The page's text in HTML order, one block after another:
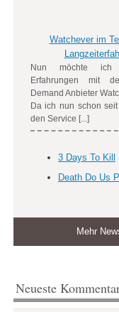
Watchever im
Nun möchte ich
Erfahrungen mit
Demand Anbieter
Da ich nun schon
den Service [...]
3 Days To Kill
Death Do Us
Mehr
Neueste